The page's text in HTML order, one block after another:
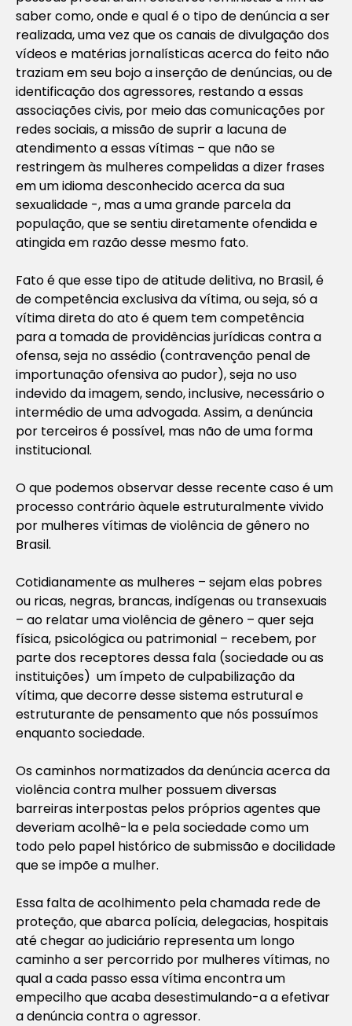
saber como, onde e qual é o tipo de denúncia a ser
realizada, uma vez que os canais de divulgação dos
vídeos e matérias jornalísticas acerca do feito não
traziam em seu bojo a inserção de denúncias, ou de
identificação dos agressores, restando a essas
associações civis, por meio das comunicações por
redes sociais, a missão de suprir a lacuna de
atendimento a essas vítimas – que não se
restringem às mulheres compelidas a dizer frases
em um idioma desconhecido acerca da sua
sexualidade -, mas a uma grande parcela da
população, que se sentiu diretamente ofendida e
atingida em razão desse mesmo fato.
Fato é que esse tipo de atitude delitiva, no Brasil, é
de competência exclusiva da vítima, ou seja, só a
vítima direta do ato é quem tem competência
para a tomada de providências jurídicas contra a
ofensa, seja no assédio (contravenção penal de
importunação ofensiva ao pudor), seja no uso
indevido da imagem, sendo, inclusive, necessário o
intermédio de uma advogada. Assim, a denúncia
por terceiros é possível, mas não de uma forma
institucional.
O que podemos observar desse recente caso é um
processo contrário àquele estruturalmente vivido
por mulheres vítimas de violência de gênero no
Brasil.
Cotidianamente as mulheres – sejam elas pobres
ou ricas, negras, brancas, indígenas ou transexuais
– ao relatar uma violência de gênero – quer seja
física, psicológica ou patrimonial – recebem, por
parte dos receptores dessa fala (sociedade ou as
instituições) um ímpeto de culpabilização da
vítima, que decorre desse sistema estrutural e
estruturante de pensamento que nós possuímos
enquanto sociedade.
Os caminhos normatizados da denúncia acerca da
violência contra mulher possuem diversas
barreiras interpostas pelos próprios agentes que
deveriam acolhê-la e pela sociedade como um
todo pelo papel histórico de submissão e docilidade
que se impõe a mulher.
Essa falta de acolhimento pela chamada rede de
proteção, que abarca polícia, delegacias, hospitais
até chegar ao judiciário representa um longo
caminho a ser percorrido por mulheres vítimas, no
qual a cada passo essa vítima encontra um
empecilho que acaba desestimulando-a a efetivar
a denúncia contra o agressor.